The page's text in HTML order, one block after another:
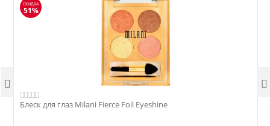
СКИДКА
51%
Блеск для глаз Milani Fierce Foil Eyeshine
 